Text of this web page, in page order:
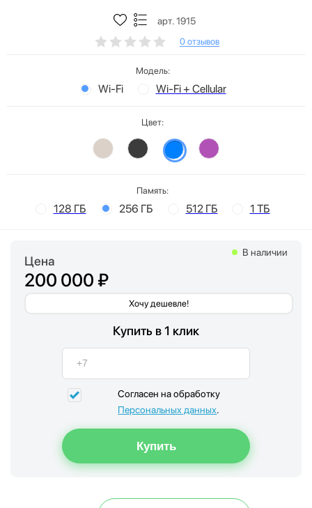
арт. 1915
0 отзывов
Модель:
Wi-Fi Wi-Fi + Cellular
Цвет:
Память:
128 ГБ 256 ГБ 512 ГБ 1 ТБ
Цена
200 000 ₽
Хочу дешевле!
В наличии
Купить в 1 клик
Согласен на обработку
Персональных данных.